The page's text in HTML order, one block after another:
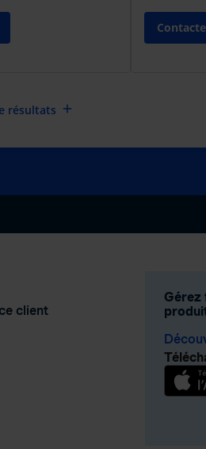
résultats add
client
Gérez